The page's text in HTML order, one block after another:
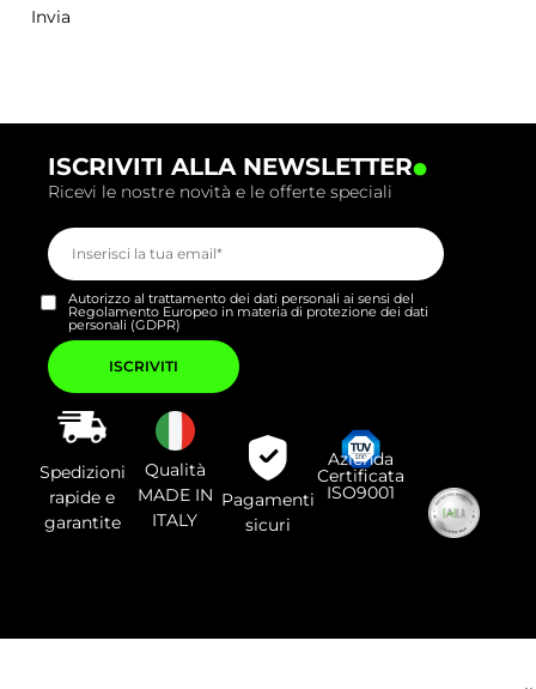
ISCRIVITI ALLA NEWSLETTER.
Ricevi le nostre novità e le offerte speciali
Autorizzo al trattamento dei dati personali ai sensi del
Regolamento Europeo in materia di protezione dei dati
personali (GDPR)
Si
prega
di
lasciare
vuoto
questo
campo.
Spedizioni
rapide e
garantite
Qualità
MADE IN
ITALY
Pagamenti
sicuri
Azienda
Certificata
ISO9001